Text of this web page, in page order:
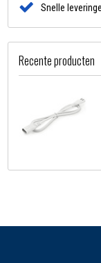
Snelle
Recente producten